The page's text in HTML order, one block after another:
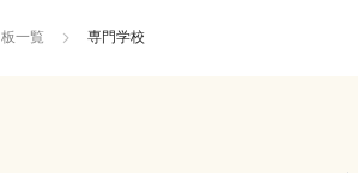
板一覧 専門学校